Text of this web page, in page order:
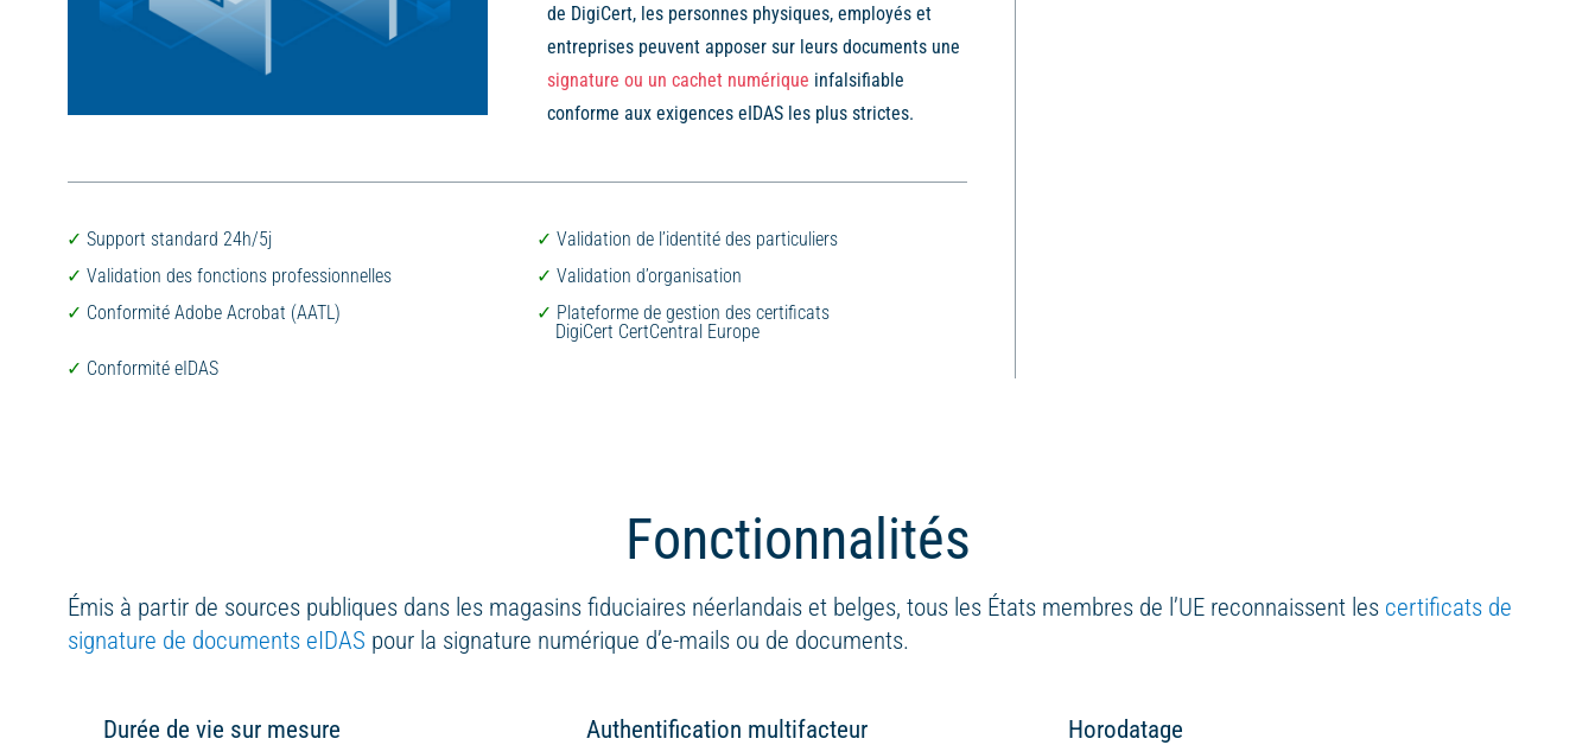
de DigiCert, les personnes physiques, employés et
entreprises peuvent apposer sur leurs documents une
signature ou un cachet numérique infalsifiable
conforme aux exigences eIDAS les plus strictes.
Support standard 24h/5j
Validation de l’identité des particuliers
Validation des fonctions professionnelles
Validation d’organisation
Conformité Adobe Acrobat (AATL)
Plateforme de gestion des certificats
DigiCert CertCentral Europe
Conformité eIDAS
Fonctionnalités
Émis à partir de sources publiques dans les magasins fiduciaires néerlandais et belges, tous les États membres de l’UE reconnaissent les certificats de
signature de documents eIDAS pour la signature numérique d’e-mails ou de documents.
Durée de vie sur mesure
Authentification multifacteur
Horodatage